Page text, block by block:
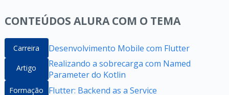
CONTEÚDOS ALURA COM O TEMA
Carreira Desenvolvimento Mobile com Flutter
Artigo
Realizando a sobrecarga com Named
Parameter do Kotlin
Formação Flutter: Backend as a Service